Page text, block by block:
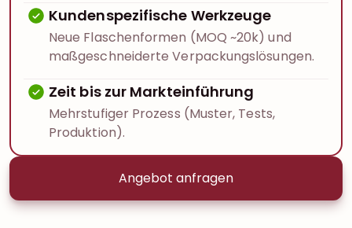
Kundenspezifische Werkzeuge
Neue Flaschenformen (MOQ ~20k) und
maßgeschneiderte Verpackungslösungen.
Zeit bis zur Markteinführung
Mehrstufiger Prozess (Muster, Tests,
Produktion).
Angebot anfragen